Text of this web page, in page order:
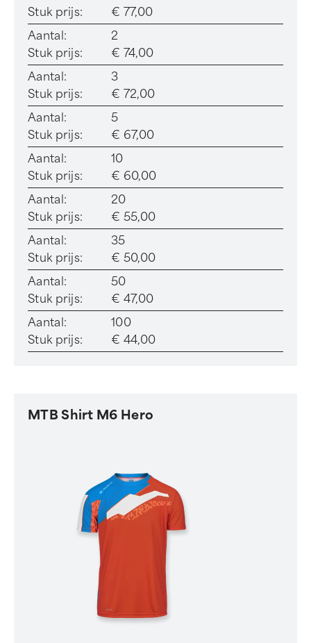
Stuk prijs:
€ 77,00
Aantal:
2
Stuk prijs:
€ 74,00
Aantal:
3
Stuk prijs:
€ 72,00
Aantal:
5
Stuk prijs:
€ 67,00
Aantal:
10
Stuk prijs:
€ 60,00
Aantal:
20
Stuk prijs:
€ 55,00
Aantal:
35
Stuk prijs:
€ 50,00
Aantal:
50
Stuk prijs:
€ 47,00
Aantal:
100
Stuk prijs:
€ 44,00
MTB Shirt M6 Hero